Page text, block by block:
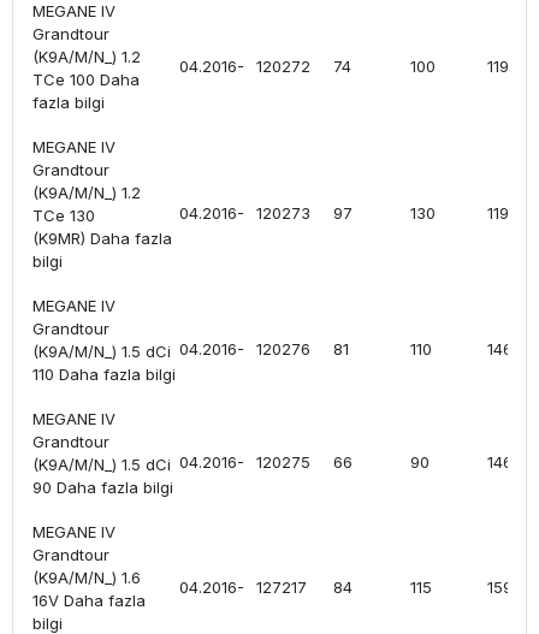
MEGANE IV
Grandtour
(K9A/M/N_) 1.2
TCe 100 Daha
fazla bilgi
04.2016- 120272 74 100 1197
MEGANE IV
Grandtour
(K9A/M/N_) 1.2
TCe 130
(K9MR) Daha fazla
bilgi
04.2016- 120273 97 130 1197
MEGANE IV
Grandtour
(K9A/M/N_) 1.5 dCi
110 Daha fazla bilgi
04.2016- 120276 81 110 1461
MEGANE IV
Grandtour
(K9A/M/N_) 1.5 dCi
90 Daha fazla bilgi
04.2016- 120275 66 90 1461
MEGANE IV
Grandtour
(K9A/M/N_) 1.6
16V Daha fazla
bilgi
04.2016- 127217 84 115 1598